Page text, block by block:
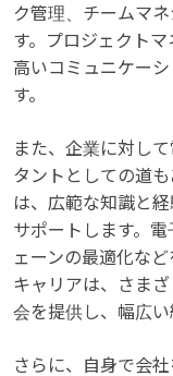
ク管理、チームマ
す。プロジェクトマ
高いコミュニケー
す。
また、企業に対し
タントとしての道
は、広範な知識と
サポートします。
ェーンの最適化な
キャリアは、さま
会を提供し、幅広い
さらに、自身で会